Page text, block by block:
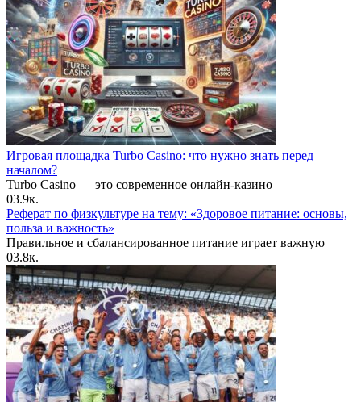
Игровая площадка Turbo Casino: что нужно знать перед
началом?
Turbo Casino — это современное онлайн-казино
03.9к.
Реферат по физкультуре на тему: «Здоровое питание: основы,
польза и важность»
Правильное и сбалансированное питание играет важную
03.8к.